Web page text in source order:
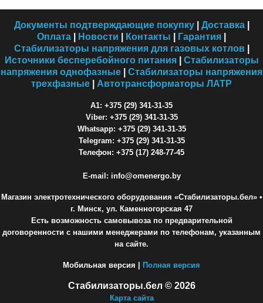
Документы подтверждающие покупку| Доставка|
Оплата
Новости Контакты Гарантия
Стабилизаторы напряжения для газовых котлов|
Источники бесперебойного питания| Стабилизаторы
напряжения однофазные
Стабилизаторы напряжения
трехфазные
Автотрансформаторы ЛАТР
A1: +375 (29) 341-31-35
Viber: +375 (29) 341-31-35
Whatsapp: +375 (29) 341-31-35
Telegram: +375 (29) 341-31-35
Телефон: +375 (17) 248-77-45
E-mail: info@omenergo.by
Магазин электротехнического оборудования «Стабилизаторы.бел»•
г. Минск, ул. Каменногорская 47
Есть возможность самовывоза по предварительной
договоренности с нашими менеджерами по телефонам, указанным
на сайте.
Мобильная версия | Полная версия
Стабилизаторы.бел © 2026
Карта сайта